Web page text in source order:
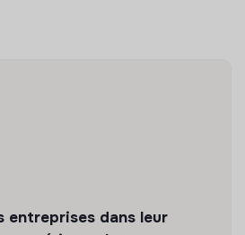
première approche, prise
entreprises dans leur